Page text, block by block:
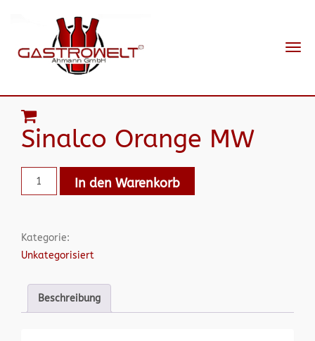
Sinalco Orange MW
In den Warenkorb
Kategorie:
Unkategorisiert
Beschreibung